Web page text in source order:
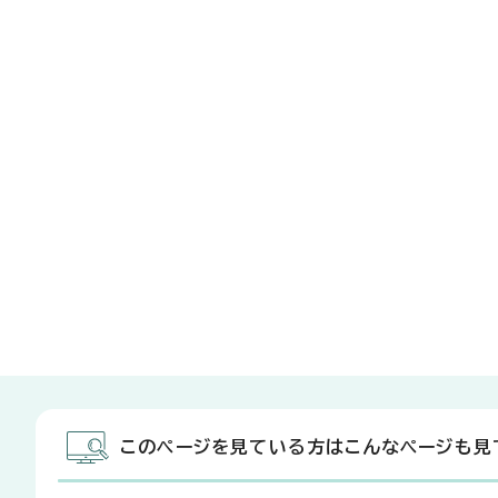
このページを見ている方はこんなページも見